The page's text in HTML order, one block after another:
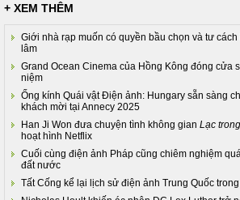
+ XEM THÊM
Giới nhà rạp muốn có quyền bầu chọn và tư
lâm
Grand Ocean Cinema của Hồng Kông đóng cửa
niệm
Ống kính Quái vật Điện ảnh: Hungary sẵn sàng
khách mời tại Annecy 2025
Han Ji Won đưa chuyện tình không gian Lạc
hoạt hình Netflix
Cuối cùng điện ảnh Pháp cũng chiêm nghiệm
đất nước
Tất Cống kể lại lịch sử điện ảnh Trung Quốc trong